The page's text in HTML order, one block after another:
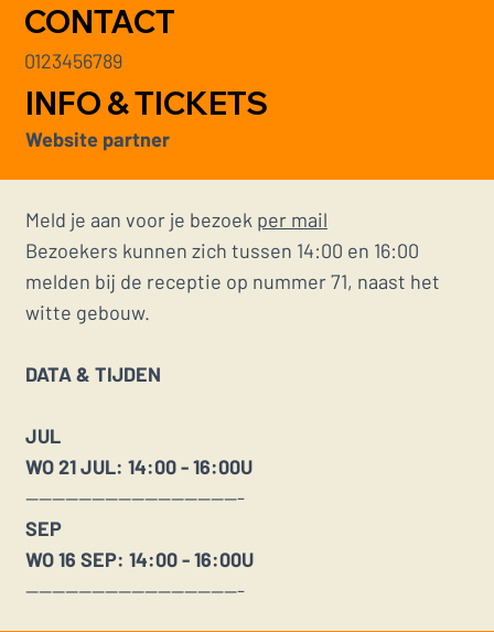
CONTACT
0123456789
INFO & TICKETS
Website partner
Meld je aan voor je bezoek per mail
Bezoekers kunnen zich tussen 14:00 en 16:00
melden bij de receptie op nummer 71, naast het
witte gebouw.
DATA & TIJDEN
JUL
WO 21 JUL: 14:00 - 16:00U
---------------------------------
SEP
WO 16 SEP: 14:00 - 16:00U
---------------------------------